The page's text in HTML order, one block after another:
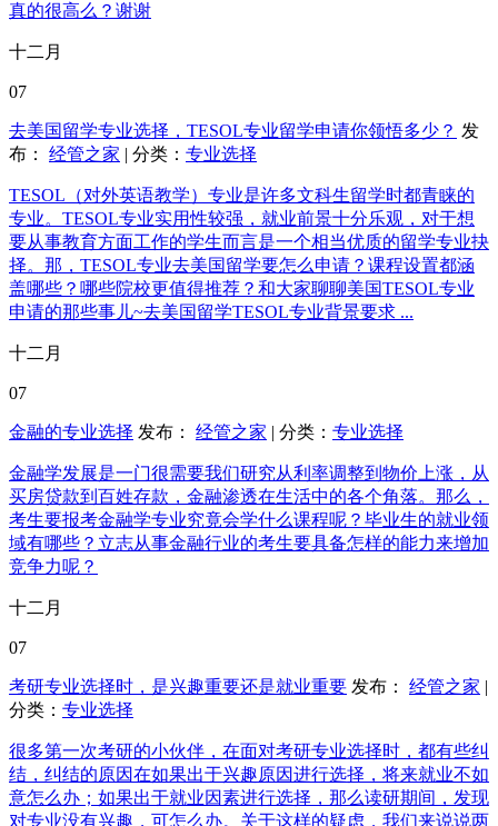
真的很高么？谢谢
十二月
07
去美国留学专业选择，TESOL专业留学申请你领悟多少？ 发
布： 经管之家 | 分类： 专业选择
TESOL（对外英语教学）专业是许多文科生留学时都青睐的
专业。TESOL专业实用性较强，就业前景十分乐观，对于想
要从事教育方面工作的学生而言是一个相当优质的留学专业抉
择。那，TESOL专业去美国留学要怎么申请？课程设置都涵
盖哪些？哪些院校更值得推荐？和大家聊聊美国TESOL专业
申请的那些事儿~去美国留学TESOL专业背景要求 ...
十二月
07
金融的专业选择 发布： 经管之家 | 分类： 专业选择
金融学发展是一门很需要我们研究从利率调整到物价上涨，从
买房贷款到百姓存款，金融渗透在生活中的各个角落。那么，
考生要报考金融学专业究竟会学什么课程呢？毕业生的就业领
域有哪些？立志从事金融行业的考生要具备怎样的能力来增加
竞争力呢？
十二月
07
考研专业选择时，是兴趣重要还是就业重要 发布： 经管之家 |
分类： 专业选择
很多第一次考研的小伙伴，在面对考研专业选择时，都有些纠
结，纠结的原因在如果出于兴趣原因进行选择，将来就业不如
意怎么办；如果出于就业因素进行选择，那么读研期间，发现
对专业没有兴趣，可怎么办。关于这样的疑虑，我们来说说两